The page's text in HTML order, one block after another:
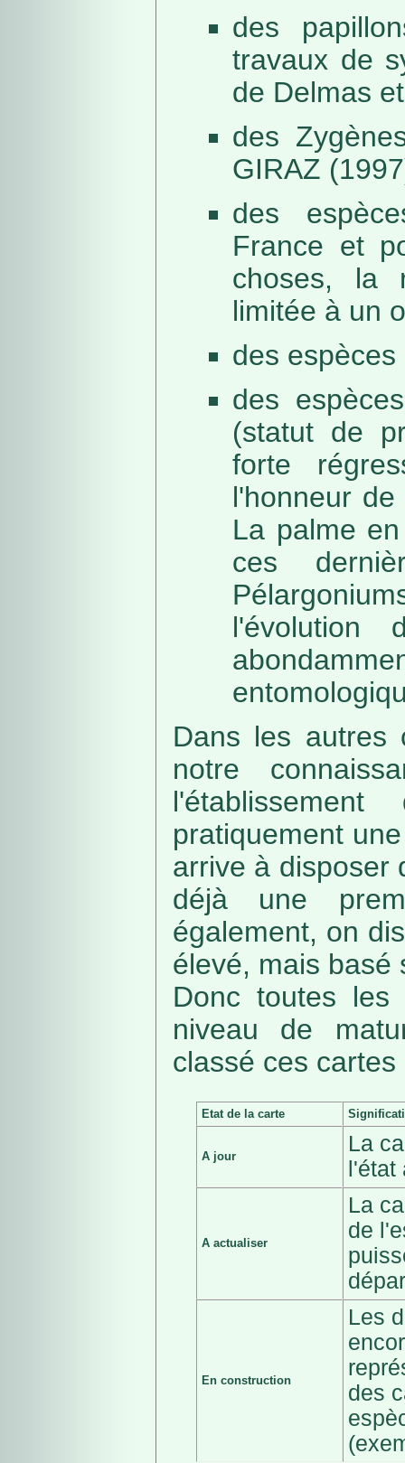
des
travaux de
de Delmas
des
GIRAZ
des
France et
choses, la
limitée à un
des
des
(statut de
forte
l'honneur
La palme
ces
l'évolution
Dans les autres
notre
pratiquement
arrive à disposer
déjà une
également, on
élevé, mais basé
Donc toutes
niveau de
classé ces
Etat de la carte
A jour
La
A actualiser
La
de
En construction
Les
des